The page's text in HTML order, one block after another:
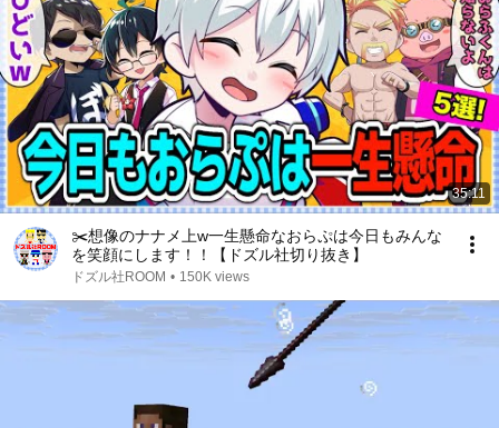
35:11
✂️想像のナナメ上w一生懸命なおらぷは今日もみんな
を笑顔にします！！【ドズル社切り抜き】
ドズル社ROOM • 150K views